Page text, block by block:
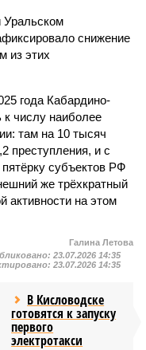
Уральском
снижение
из этих
года Кабардино-
к числу наиболее
там на 10 тысяч
преступления, и с
субъектов РФ
же трёхкратный
активности на этом
Галина Летова
23.07.2026 14:35
23.07.2026 14:35
В Кисловодске
готовятся к запуску
первого
электротакси